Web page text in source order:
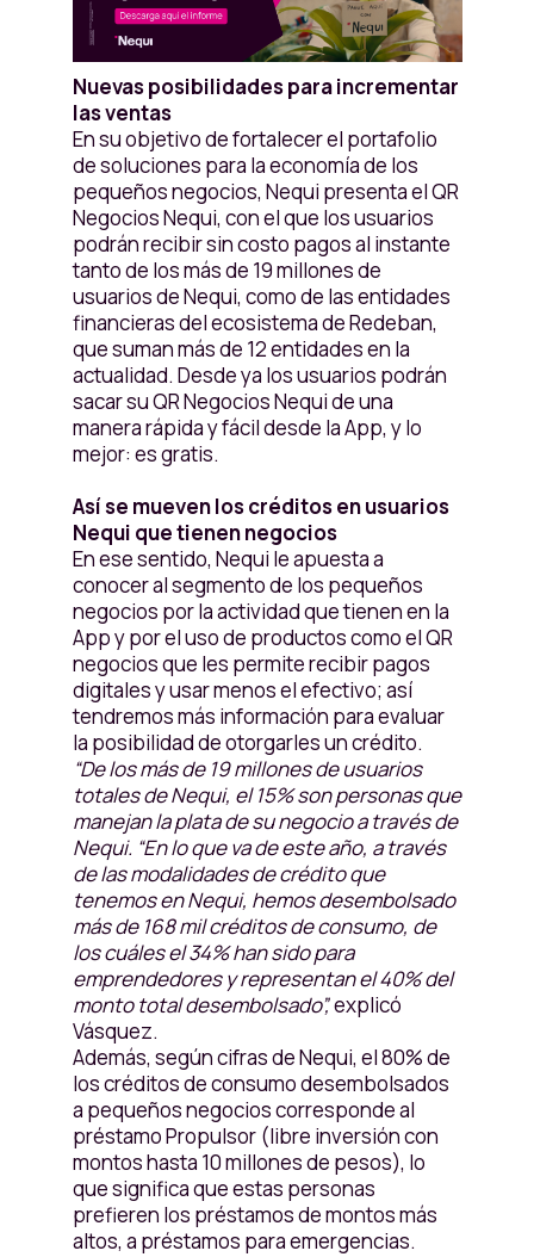
Nuevas posibilidades para incrementar
las ventas
En su objetivo de fortalecer el portafolio
de soluciones para la economía de los
pequeños negocios, Nequi presenta el QR
Negocios Nequi, con el que los usuarios
podrán recibir sin costo pagos al instante
tanto de los más de 19 millones de
usuarios de Nequi, como de las entidades
financieras del ecosistema de Redeban,
que suman más de 12 entidades en la
actualidad. Desde ya los usuarios podrán
sacar su QR Negocios Nequi de una
manera rápida y fácil desde la App, y lo
mejor: es gratis.
Así se mueven los créditos en usuarios
Nequi que tienen negocios
En ese sentido, Nequi le apuesta a
conocer al segmento de los pequeños
negocios por la actividad que tienen en la
App y por el uso de productos como el QR
negocios que les permite recibir pagos
digitales y usar menos el efectivo; así
tendremos más información para evaluar
la posibilidad de otorgarles un crédito.
“De los más de 19 millones de usuarios
totales de Nequi, el 15% son personas que
manejan la plata de su negocio a través de
Nequi. “En lo que va de este año, a través
de las modalidades de crédito que
tenemos en Nequi, hemos desembolsado
más de 168 mil créditos de consumo, de
los cuáles el 34% han sido para
emprendedores y representan el 40% del
monto total desembolsado”,explicó
Vásquez.
Además, según cifras de Nequi, el 80% de
los créditos de consumo desembolsados
a pequeños negocios corresponde al
préstamo Propulsor (libre inversión con
montos hasta 10 millones de pesos), lo
que significa que estas personas
prefieren los préstamos de montos más
altos, a préstamos para emergencias.